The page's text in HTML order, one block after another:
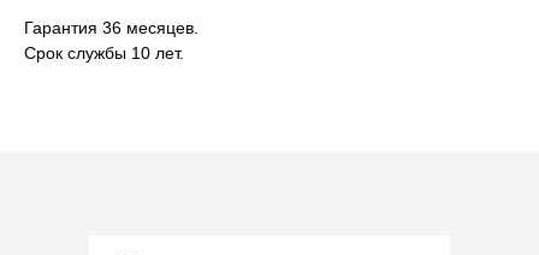
Гарантия 36 месяцев.
Срок службы 10 лет.